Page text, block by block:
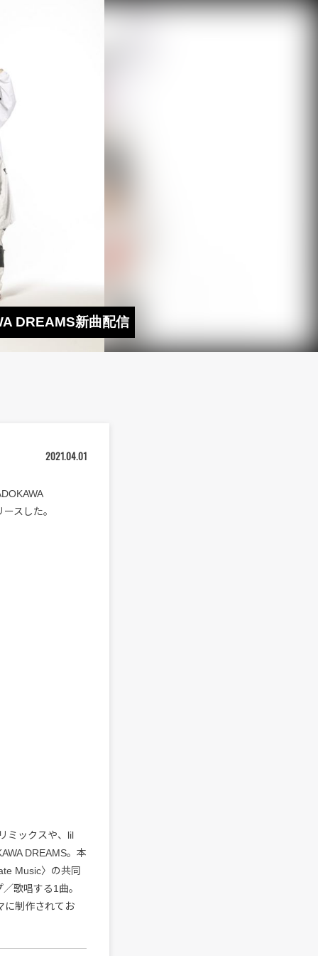
DREAMS新曲配信
2021.04.01
スした。
ミックスや、lil
DREAMS。本
Music〉の共同
歌唱する1曲。
に制作されてお